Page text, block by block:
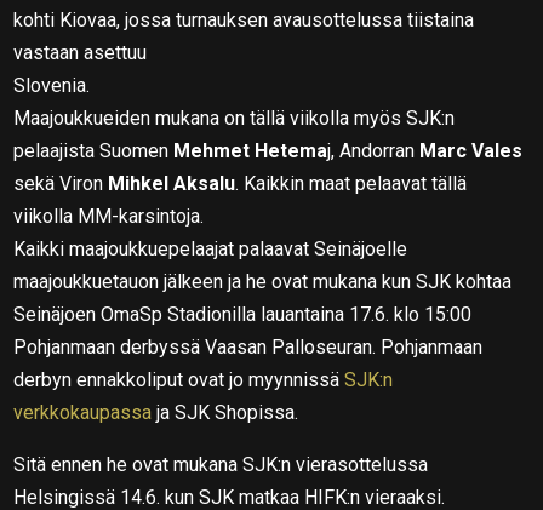
kohti Kiovaa, jossa turnauksen avausottelussa tiistaina
vastaan asettuu
Slovenia.
Maajoukkueiden mukana on tällä viikolla myös SJK:n
pelaajista Suomen Mehmet Hetemaj, Andorran Marc Vales
sekä Viron Mihkel Aksalu. Kaikkin maat pelaavat tällä
viikolla MM-karsintoja.
Kaikki maajoukkuepelaajat palaavat Seinäjoelle
maajoukkuetauon jälkeen ja he ovat mukana kun SJK kohtaa
Seinäjoen OmaSp Stadionilla lauantaina 17.6. klo 15:00
Pohjanmaan derbyssä Vaasan Palloseuran. Pohjanmaan
derbyn ennakkoliput ovat jo myynnissäSJK:n
verkkokaupassa ja SJK Shopissa.
Sitä ennen he ovat mukana SJK:n vierasottelussa
Helsingissä 14.6. kun SJK matkaa HIFK:n vieraaksi.